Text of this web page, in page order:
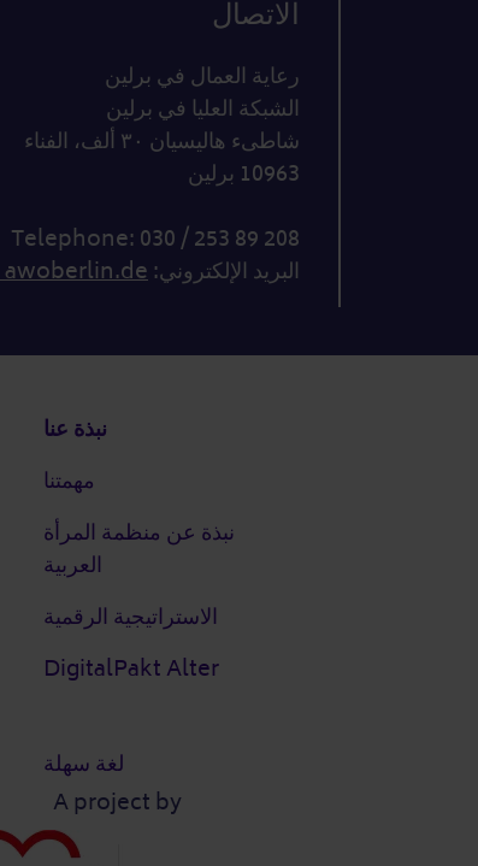
الاتصال
رعاية العمال في برلين
الشبكة العليا في برلين
شاطىء هاليسيان ٣٠ ألف، الفناء
10963 برلين
Telephone: 030 / 253 89 208
البريد الإلكتروني:
نبذة عنا
مهمتنا
نبذة عن منظمة المرأة
العربية
الاستراتيجية الرقمية
DigitalPakt Alter
لغة سهلة
A project by